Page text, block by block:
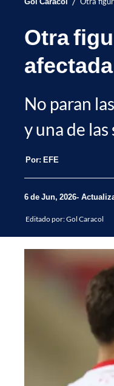
Otra
afectada
No paran
y una de
Por: EFE
6 de Jun, 2026
Editado por:Gol Caracol